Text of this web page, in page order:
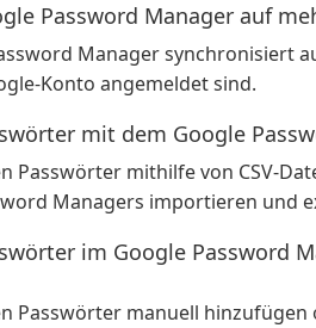
Password Manager auf
Manager synchronisiert
Konto angemeldet sind.
mit dem Google
Passwörter mithilfe von CSV-
Managers importieren und
im Google Password
Passwörter manuell